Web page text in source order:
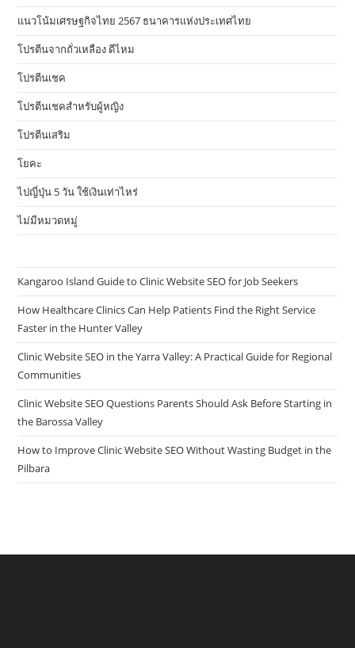
แนวโน้มเศรษฐกิจไทย 2567 ธนาคารแห่งประเทศไทย
โปรตีนจากถั่วเหลือง ดีไหม
โปรตีนเชค
โปรตีนเชคสำหรับผู้หญิง
โปรตีนเสริม
โยคะ
ไปญี่ปุ่น 5 วัน ใช้เงินเท่าไหร่
ไม่มีหมวดหมู่
Kangaroo Island Guide to Clinic Website SEO for Job Seekers
How Healthcare Clinics Can Help Patients Find the Right Service
Faster in the Hunter Valley
Clinic Website SEO in the Yarra Valley: A Practical Guide for Regional
Communities
Clinic Website SEO Questions Parents Should Ask Before Starting in
the Barossa Valley
How to Improve Clinic Website SEO Without Wasting Budget in the
Pilbara